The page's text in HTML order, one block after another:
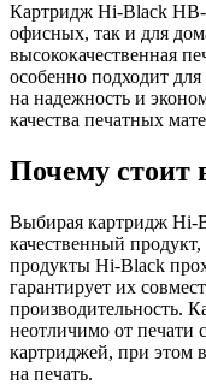
Картридж Hi-Black HB-
офисных, так и для
высококачественная
особенно подходит
на надежность и
качества печатных
Почему стоит
Выбирая картридж Hi-
качественный
продукты Hi-Black
гарантирует их
производительность.
неотличимо от печати
картриджей, при этом
на печать.